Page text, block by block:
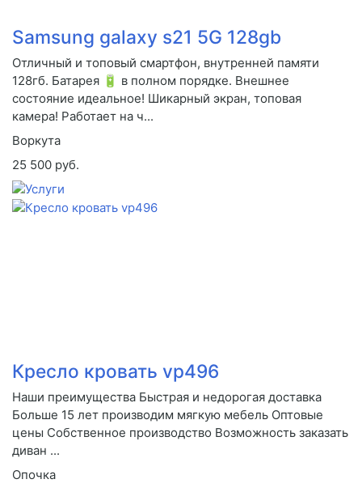
Samsung galaxy s21 5G 128gb
Отличный и топовый смартфон, внутренней памяти
128гб. Батарея 🔋 в полном порядке. Внешнее
состояние идеальное! Шикарный экран, топовая
камера! Работает на ч...
Воркута
25 500 руб.
Кресло кровать vp496
Наши преимущества Быстрая и недорогая доставка
Больше 15 лет производим мягкую мебель Оптовые
цены Собственное производство Возможность заказать
диван ...
Опочка